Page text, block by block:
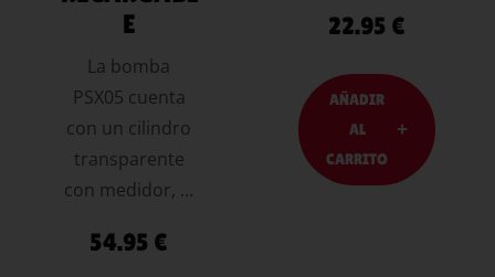
E
La bomba
PSX05 cuenta
con un cilindro
transparente
con medidor, …
54.95 €
22.95 €
AÑADIR
AL
CARRITO